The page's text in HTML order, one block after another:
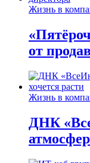
Жизнь в
от
Жизнь в
ДНК